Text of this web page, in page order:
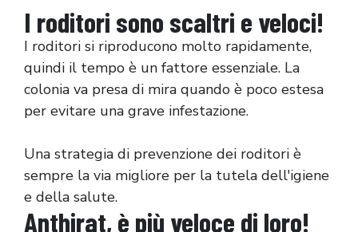
I roditori sono scaltri e veloci!
I roditori si riproducono molto rapidamente,
quindi il tempo è un fattore essenziale. La
colonia va presa di mira quando è poco estesa
per evitare una grave infestazione.
Una strategia di prevenzione dei roditori è
sempre la via migliore per la tutela dell'igiene
e della salute.
Anthirat, è più veloce di loro!